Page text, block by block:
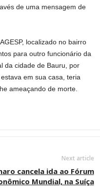
de uma mensagem de
localizado no bairro
para outro funcionário da
da cidade de Bauru, por
em sua casa, teria
ameaçando de morte.
Next article
cancela ida ao Fórum
Mundial, na Suíça